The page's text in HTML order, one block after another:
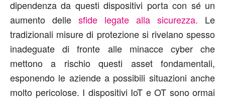
dipendenza da questi dispositivi porta con sé un
aumento delle sfide legate alla sicurezza. Le
tradizionali misure di protezione si rivelano spesso
inadeguate di fronte alle minacce cyber che
mettono a rischio questi asset fondamentali,
esponendo le aziende a possibili situazioni anche
molto pericolose. I dispositivi IoT e OT sono ormai